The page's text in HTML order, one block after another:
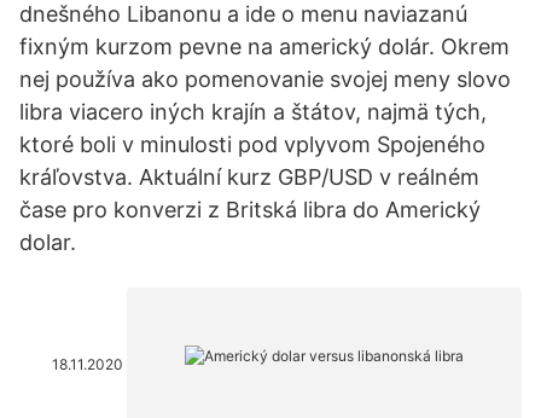
dnešného Libanonu a ide o menu naviazanú
fixným kurzom pevne na americký dolár. Okrem
nej používa ako pomenovanie svojej meny slovo
libra viacero iných krajín a štátov, najmä tých,
ktoré boli v minulosti pod vplyvom Spojeného
kráľovstva. Aktuální kurz GBP/USD v reálném
čase pro konverzi z Britská libra do Americký
dolar.
18.11.2020